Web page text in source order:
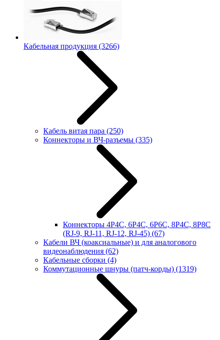
Кабельная продукция (3266)
Кабель витая пара (250)
Коннекторы и ВЧ-разъемы (335)
Коннекторы 4P4C, 6P4C, 6P6C, 8P4C, 8P8C
(RJ-9, RJ-11, RJ-12, RJ-45) (67)
Кабели ВЧ (коаксиальные) и для аналогового
видеонаблюдения (62)
Кабельные сборки (4)
Коммутационные шнуры (патч-корды) (1319)